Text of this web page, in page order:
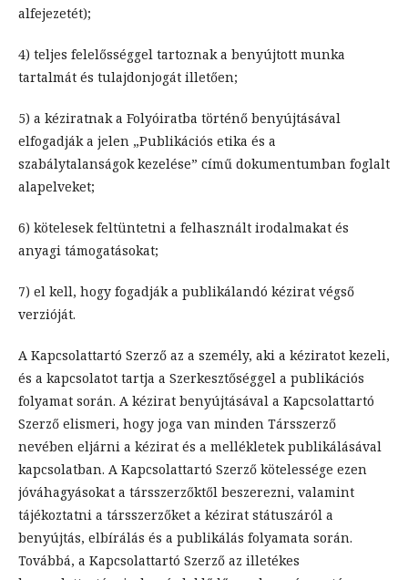
alfejezetét);
4) teljes felelősséggel tartoznak a benyújtott munka
tartalmát és tulajdonjogát illetően;
5) a kéziratnak a Folyóiratba történő benyújtásával
elfogadják a jelen „Publikációs etika és a
szabálytalanságok kezelése” című dokumentumban foglalt
alapelveket;
6) kötelesek feltüntetni a felhasznált irodalmakat és
anyagi támogatásokat;
7) el kell, hogy fogadják a publikálandó kézirat végső
verzióját.
A Kapcsolattartó Szerző az a személy, aki a kéziratot kezeli,
és a kapcsolatot tartja a Szerkesztőséggel a publikációs
folyamat során. A kézirat benyújtásával a Kapcsolattartó
Szerző elismeri, hogy joga van minden Társszerző
nevében eljárni a kézirat és a mellékletek publikálásával
kapcsolatban. A Kapcsolattartó Szerző kötelessége ezen
jóváhagyásokat a társszerzőktől beszerezni, valamint
tájékoztatni a társszerzőket a kézirat státuszáról a
benyújtás, elbírálás és a publikálás folyamata során.
Továbbá, a Kapcsolattartó Szerző az illetékes